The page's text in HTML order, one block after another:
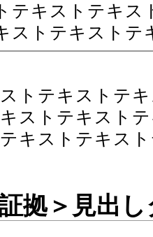
テキストテキス
ストテキストテ
トテキストテ
キストテキスト
キストテキス
拠＞見出